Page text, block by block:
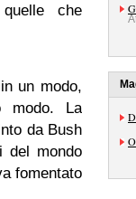
che
un modo,
modo. La
da Bush
del mondo
fomentato